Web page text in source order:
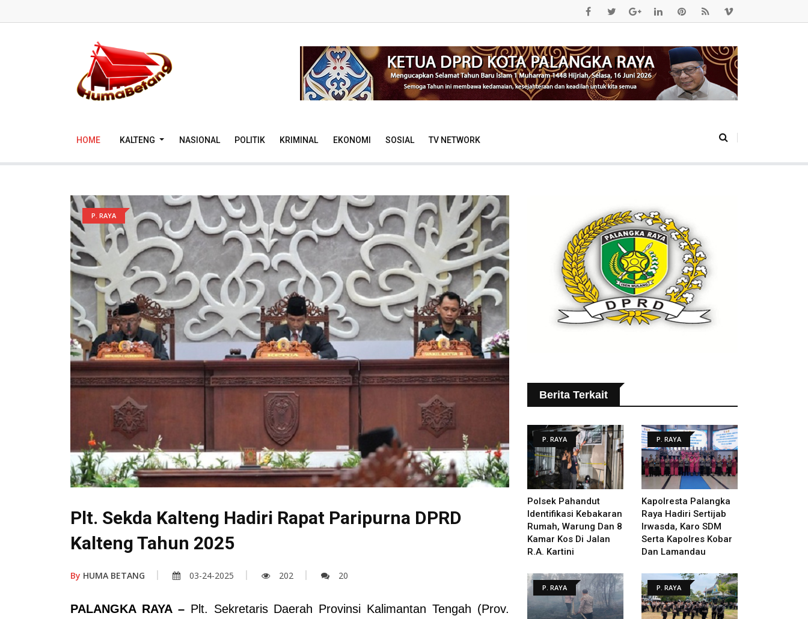
HOME KALTENG NASIONAL POLITIK KRIMINAL EKONOMI SOSIAL TV NETWORK
P. RAYA
Plt. Sekda Kalteng Hadiri Rapat Paripurna DPRD
Kalteng Tahun 2025
By HUMA BETANG 03-24-2025 202 20
PALANGKA RAYA –Plt. Sekretaris Daerah Provinsi Kalimantan Tengah (Prov.
Berita Terkait
P. RAYA
Polsek Pahandut
Identifikasi Kebakaran
Rumah, Warung Dan 8
Kamar Kos Di Jalan
R.A. Kartini
P. RAYA
Kapolresta Palangka
Raya Hadiri Sertijab
Irwasda, Karo SDM
Serta Kapolres Kobar
Dan Lamandau
P. RAYA P. RAYA